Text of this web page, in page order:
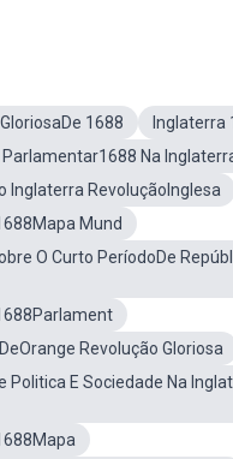
1688
Inglaterra
Na
Inglaterra RevoluçãoInglesa
Mund
O Curto PeríodoDe
Revolução Gloriosa
Politica E Sociedade Na